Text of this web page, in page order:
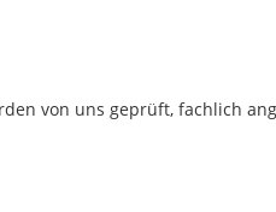
von uns geprüft, fachlich